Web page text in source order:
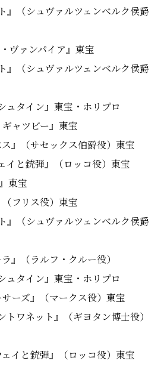
シュヴァルツェンベルク侯爵
ァンパイア』東宝
（シュヴァルツェンベルク侯爵
ュタイン』東宝・ホリプロ
ツビー』東宝
』（サセックス伯爵役）東宝
イと銃弾』（ロッコ役）東宝
東宝
リス役）東宝
』
（シュヴァルツェンベルク侯爵
ラルフ・クルー役）
ュタイン』東宝・ホリプロ
』（マークス役）東宝
トワネット』（ギヨタン博士役）
ェイと銃弾』（ロッコ役）東宝